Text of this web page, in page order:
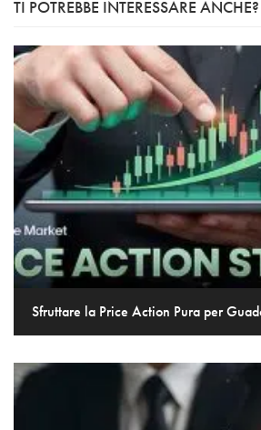
TI POTREBBE INTERESSARE ANCHE?
Sfruttare la Price Action Pura per